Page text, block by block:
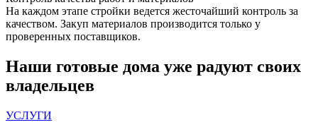
На каждом этапе стройки ведется жесточайший контроль за
качеством. Закуп материалов производится только у
проверенных поставщиков.
Наши готовые дома уже радуют своих
владельцев
УСЛУГИ